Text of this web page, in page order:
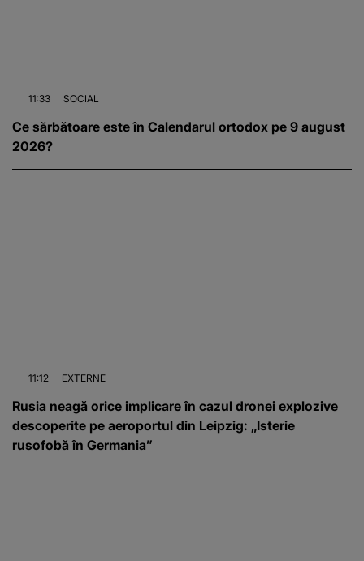
11:33 SOCIAL
Ce sărbătoare este în Calendarul ortodox pe 9 august
2026?
11:12 EXTERNE
Rusia neagă orice implicare în cazul dronei explozive
descoperite pe aeroportul din Leipzig: „Isterie
rusofobă în Germania”